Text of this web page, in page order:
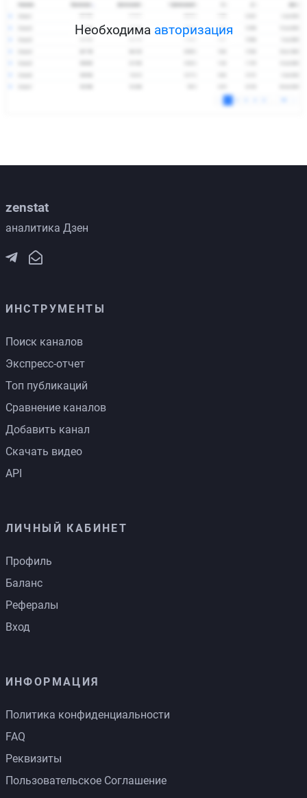
Необходима авторизация
zenstat
аналитика Дзен
ИНСТРУМЕНТЫ
Поиск каналов
Экспресс-отчет
Топ публикаций
Сравнение каналов
Добавить канал
Скачать видео
API
ЛИЧНЫЙ КАБИНЕТ
Профиль
Баланс
Рефералы
Вход
ИНФОРМАЦИЯ
Политика конфиденциальности
FAQ
Реквизиты
Пользовательское Соглашение